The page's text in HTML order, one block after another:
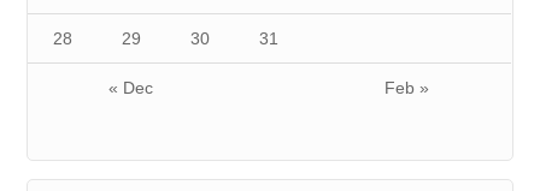
« Dec Feb »
28 29 30 31